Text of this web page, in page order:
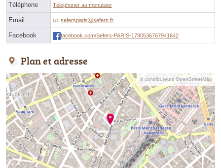
Téléphone Téléphoner au menuisier
Email sefersparisⓐsefers.fr
Facebook facebook.com/Sefers-PARIS-1790536767941642
Plan et adresse
© contributeurs OpenStreetMap